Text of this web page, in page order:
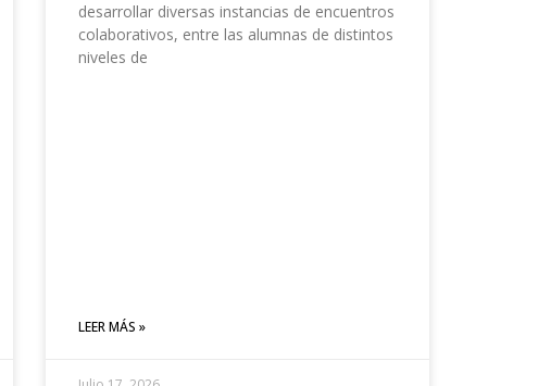
desarrollar diversas instancias de encuentros
colaborativos, entre las alumnas de distintos
niveles de
LEER MÁS »